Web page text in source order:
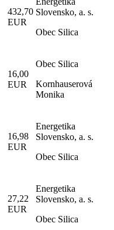
432,70
EUR
Slovensko, a. s.
Obec Silica
16,00
EUR
Obec Silica
Kornhauserová
Monika
16,98
EUR
Energetika
Slovensko, a. s.
Obec Silica
27,22
EUR
Energetika
Slovensko, a. s.
Obec Silica